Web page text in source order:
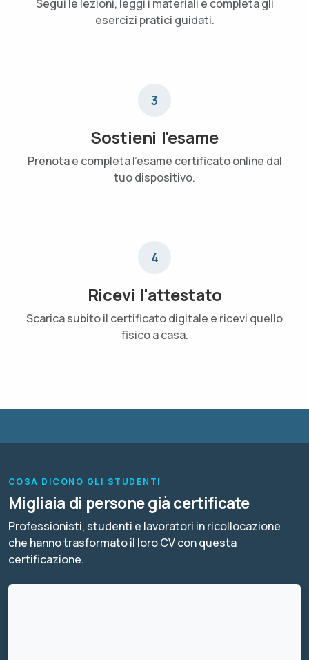
Segui le lezioni, leggi i materiali e completa gli
esercizi pratici guidati.
3
Sostieni l'esame
Prenota e completa l'esame certificato online dal
tuo dispositivo.
4
Ricevi l'attestato
Scarica subito il certificato digitale e ricevi quello
fisico a casa.
COSA DICONO GLI STUDENTI
Migliaia di persone già certificate
Professionisti, studenti e lavoratori in ricollocazione
che hanno trasformato il loro CV con questa
certificazione.